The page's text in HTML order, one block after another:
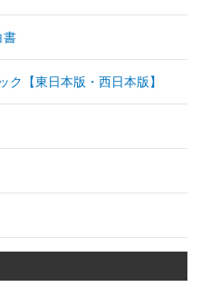
書
【東日本版・西日本版】